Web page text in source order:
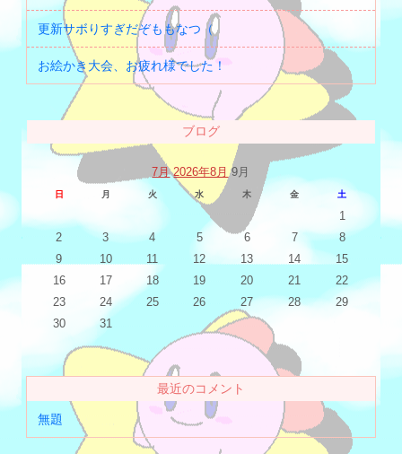
更新サボりすぎだぞももなつ（
お絵かき大会、お疲れ様でした！
ブログ
7月 2026年8月 9月
日 月 火 水 木 金 土
1
2
3 4 5 6 7
8
9
10 11 12 13 14
15
16
17 18 19 20 21
22
23
24 25 26 27 28
29
30
31
最近のコメント
無題